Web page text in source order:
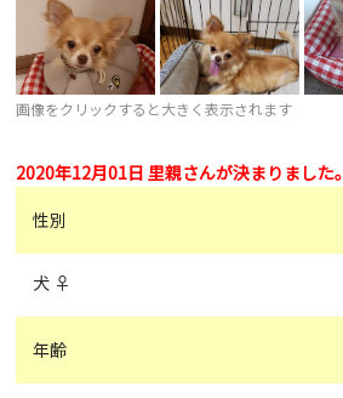
画像をクリックすると大きく表示されます
2020年12月01日 里親さんが決まりました。
性別
犬 ♀
年齢